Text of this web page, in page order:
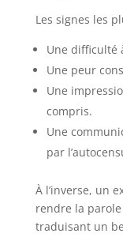
Les signes les
Une difficulté
Une peur
Une
compris.
Une
par
À l’inverse, un
rendre la
traduisant un